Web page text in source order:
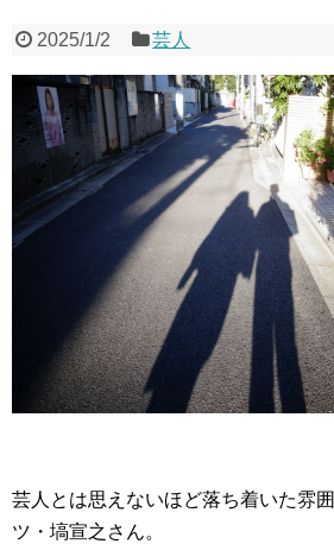
2025/1/2 芸人
芸人とは思えないほど落ち着いた雰
ツ・塙宣之さん。